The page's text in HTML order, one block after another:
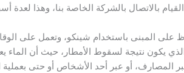
بالاتصال بالشركة الخاصة بنا، وهذا لعدة
المبنى باستخدام شينكو، وتعمل على
يكون نتيجة لسقوط الأمطار، حيث أن الماء
المصارف، أو عبر أحد الأشخاص أو حتى